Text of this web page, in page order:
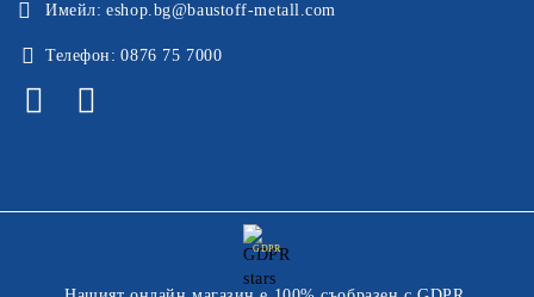
Имейл: eshop.bg@baustoff-metall.com
Телефон: 0876 75 7000
GDPR